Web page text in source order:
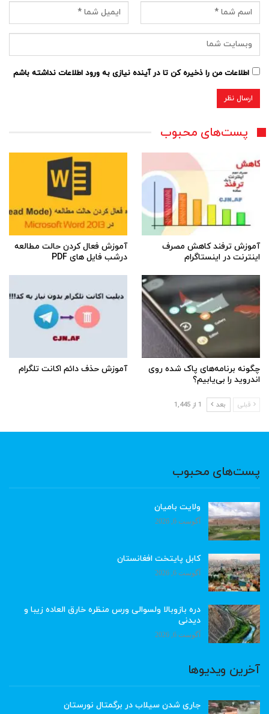
اطلاعات من را ذخیره کن تا در آینده نیازی به ورود اطلاعات نداشته باشم
پست‌های محبوب
آموزش ترفند کاهش مصرف
اینترنت در اینستاگرام
آموزش فعال کردن حالت مطالعه
درشب فایل های PDF
چگونه برنامه‌های پاک شده روی
اندروید را بی‌یابیم؟
آموزش حذف دائم اکانت تلگرام
قبلی بعد 1 از 1,445
پست‌های محبوب
ولایت بامیان
آگوست 6, 2026
کابل پایتخت افغانستان
آگوست 6, 2026
دره بازوبالا ولسوالی ورس منظره خارق العاده زیبا و
دیدنی
آگوست 6, 2026
آخرین ویدیوها
جاری شدن سیلاب در برگمتال نورستان